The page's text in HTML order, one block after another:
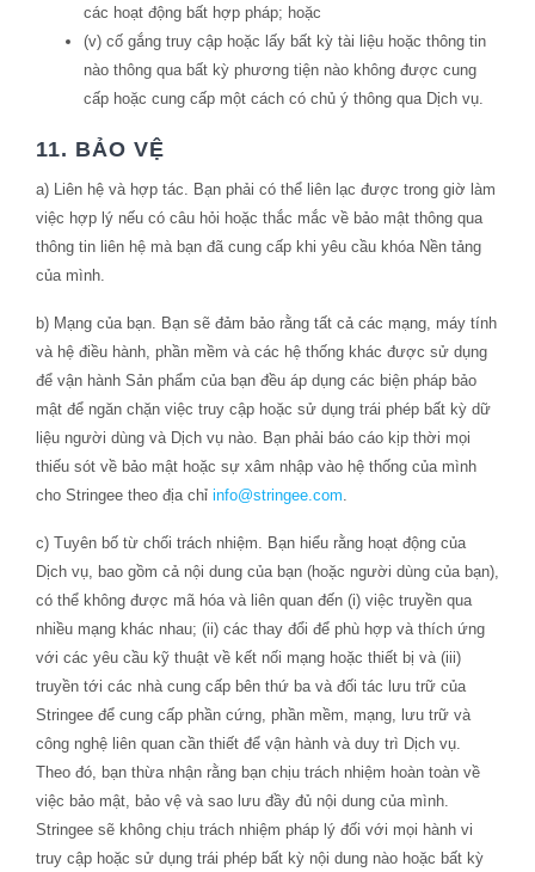
các hoạt động bất hợp pháp; hoặc
(v) cố gắng truy cập hoặc lấy bất kỳ tài liệu hoặc thông tin
nào thông qua bất kỳ phương tiện nào không được cung
cấp hoặc cung cấp một cách có chủ ý thông qua Dịch vụ.
11. BẢO VỆ
a) Liên hệ và hợp tác. Bạn phải có thể liên lạc được trong giờ làm
việc hợp lý nếu có câu hỏi hoặc thắc mắc về bảo mật thông qua
thông tin liên hệ mà bạn đã cung cấp khi yêu cầu khóa Nền tảng
của mình.
b) Mạng của bạn. Bạn sẽ đảm bảo rằng tất cả các mạng, máy tính
và hệ điều hành, phần mềm và các hệ thống khác được sử dụng
để vận hành Sản phẩm của bạn đều áp dụng các biện pháp bảo
mật để ngăn chặn việc truy cập hoặc sử dụng trái phép bất kỳ dữ
liệu người dùng và Dịch vụ nào. Bạn phải báo cáo kịp thời mọi
thiếu sót về bảo mật hoặc sự xâm nhập vào hệ thống của mình
cho Stringee theo địa chỉ info@stringee.com.
c) Tuyên bố từ chối trách nhiệm. Bạn hiểu rằng hoạt động của
Dịch vụ, bao gồm cả nội dung của bạn (hoặc người dùng của bạn),
có thể không được mã hóa và liên quan đến (i) việc truyền qua
nhiều mạng khác nhau; (ii) các thay đổi để phù hợp và thích ứng
với các yêu cầu kỹ thuật về kết nối mạng hoặc thiết bị và (iii)
truyền tới các nhà cung cấp bên thứ ba và đối tác lưu trữ của
Stringee để cung cấp phần cứng, phần mềm, mạng, lưu trữ và
công nghệ liên quan cần thiết để vận hành và duy trì Dịch vụ.
Theo đó, bạn thừa nhận rằng bạn chịu trách nhiệm hoàn toàn về
việc bảo mật, bảo vệ và sao lưu đầy đủ nội dung của mình.
Stringee sẽ không chịu trách nhiệm pháp lý đối với mọi hành vi
truy cập hoặc sử dụng trái phép bất kỳ nội dung nào hoặc bất kỳ